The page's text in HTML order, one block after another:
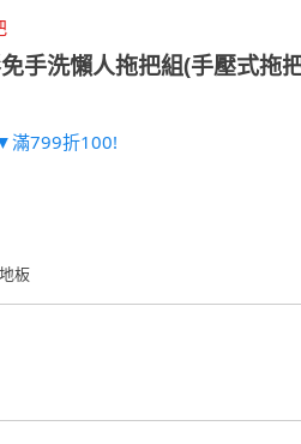
手洗懶人拖把組(手壓式拖
滿799折100!
板